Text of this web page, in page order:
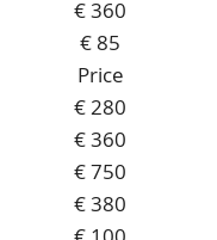
€ 360
€ 85
Price
€ 280
€ 360
€ 750
€ 380